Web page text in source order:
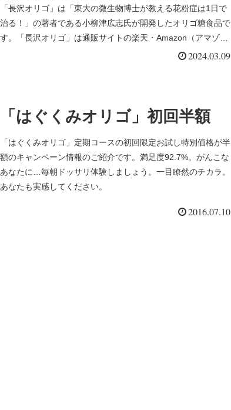
「長沢オリゴ」は「東大の微生物博士が教える花粉症は1日で
治る！」の著者である小柳津広志氏が開発したオリゴ糖食品で
す。「長沢オリゴ」は通販サイトの楽天・Amazon（アマゾ
2024.03.09
「はぐくみオリゴ」初回半額
「はぐくみオリゴ」定期コースの初回限定お試し特別価格が半
額のキャンペーン情報のご紹介です。満足度92.7%。がんこな
あなたに…毎朝ドッサリ体験しましょう。一目瞭然のチカラ。
あなたも実感してください。
2016.07.10